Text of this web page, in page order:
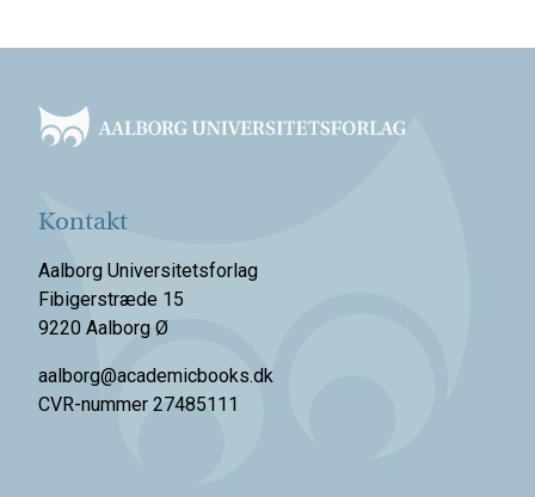
Kontakt
Aalborg Universitetsforlag
Fibigerstræde 15
9220 Aalborg Ø
aalborg@academicbooks.dk
CVR-nummer 27485111